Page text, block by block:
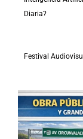
Diaria?
Festival